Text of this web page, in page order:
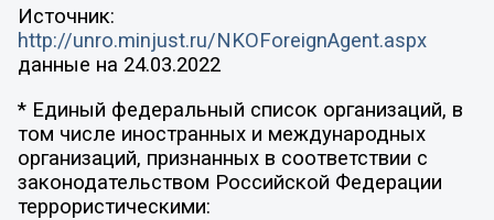
Источник:
http://unro.minjust.ru/NKOForeignAgent.aspx
данные на 24.03.2022
* Единый федеральный список организаций, в
том числе иностранных и международных
организаций, признанных в соответствии с
законодательством Российской Федерации
террористическими: